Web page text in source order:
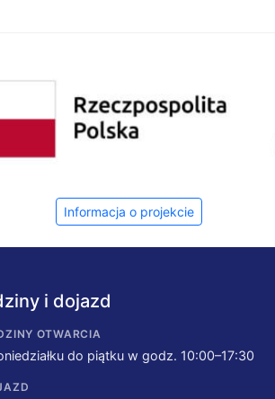
Informacja o projekcie
i dojazd
OTWARCIA
do piątku w godz. 10:00–17:30